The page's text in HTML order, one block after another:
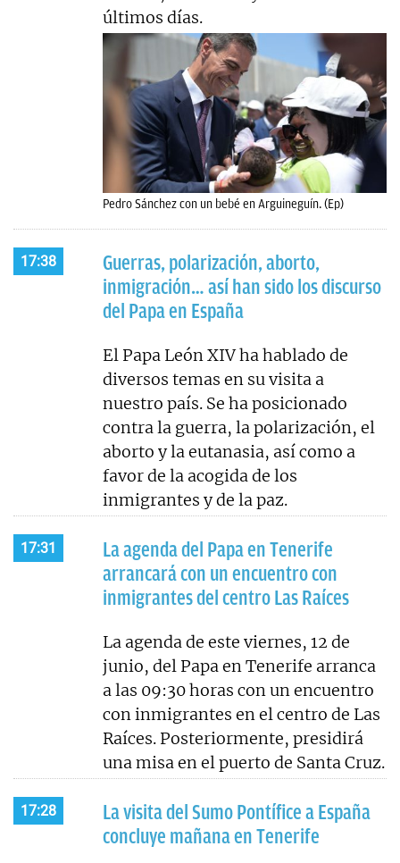
últimos días.
Pedro Sánchez con un bebé en Arguineguín. (Ep)
17:38
Guerras, polarización, aborto,
inmigración… así han sido los discurso
del Papa en España
El Papa León XIV ha hablado de
diversos temas en su visita a
nuestro país. Se ha posicionado
contra la guerra, la polarización, el
aborto y la eutanasia, así como a
favor de la acogida de los
inmigrantes y de la paz.
17:31
La agenda del Papa en Tenerife
arrancará con un encuentro con
inmigrantes del centro Las Raíces
La agenda de este viernes, 12 de
junio, del Papa en Tenerife arranca
a las 09:30 horas con un encuentro
con inmigrantes en el centro de Las
Raíces. Posteriormente, presidirá
una misa en el puerto de Santa Cruz.
17:28
La visita del Sumo Pontífice a España
concluye mañana en Tenerife